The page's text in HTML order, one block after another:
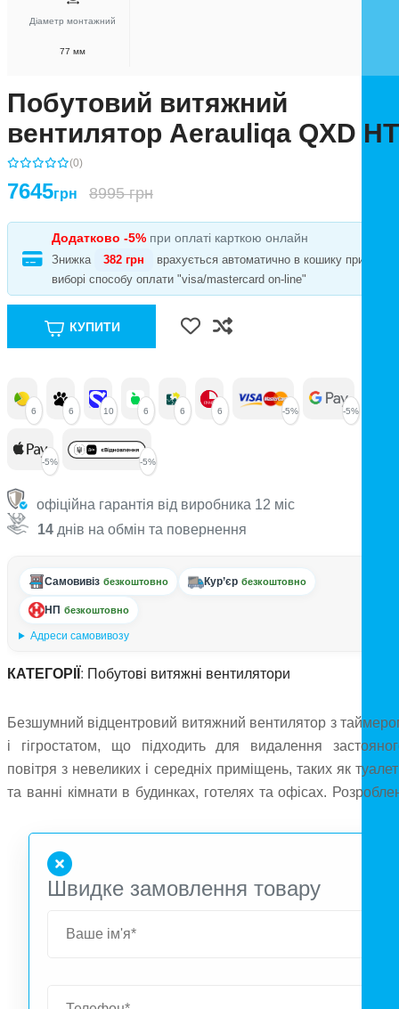
Діаметр монтажний
77 мм
Побутовий витяжний
вентилятор Aerauliqa QXD HT
(0)
7645грн 8995 грн
Додатково -5% при оплаті карткою онлайн
Знижка 382 грн
врахується автоматично в кошику при
виборі способу оплати "visa/mastercard on-line"
КУПИТИ
6 6 10 6 6 6 -5% -5%
-5% -5%
офіційна гарантія від виробника 12 міс
14 днів на обмін та повернення
Самовивіз безкоштовно Кур’єр безкоштовно
НП безкоштовно
Адреси самовивозу
КАТЕГОРІЇ : Побутові витяжні вентилятори
Безшумний відцентровий витяжний вентилятор з
і гігростатом, що підходить для видалення
повітря з невеликих і середніх приміщень, таких як
та ванні кімнати в будинках, готелях та офісах.
підходять для вбудованого монтажу і
видалення запахів і пари з навколишнього середовища,
також з унітазу або сусідніх кімнат. Корпус виготовлений
тривалий термін служби. Двошвидкісний
кришка для сучасного дизайну інтер'єру легко
Швидке замовлення товару